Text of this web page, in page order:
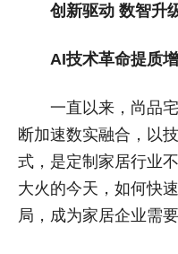
创新驱动 数智升
AI技术革命提质
一直以来，尚品
断加速数实融合，以
式，是定制家居行业
大火的今天，如何快
局，成为家居企业需